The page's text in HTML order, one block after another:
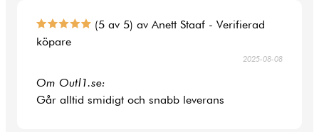
(5 av 5) av Anett Staaf - Verifierad
köpare
2025-08-08
Om Outl1.se:
Går alltid smidigt och snabb leverans